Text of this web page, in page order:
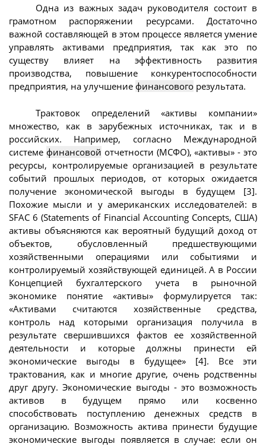
Одна из важных задач руководителя состоит в
грамотном распоряжении ресурсами. Достаточно
важной составляющей в этом процессе является умение
управлять активами предприятия, так как это по
существу влияет на эффективность развития
производства, повышение конкурентоспособности
предприятия, на улучшение финансового результата.
Трактовок определений «активы компании»
множество, как в зарубежных источниках, так и в
российских. Например, согласно Международной
системе финансовой отчетности (МСФО), «активы» - это
ресурсы, контролируемые организацией в результате
событий прошлых периодов, от которых ожидается
получение экономической выгоды в будущем [3].
Похожие мысли и у американских исследователей: в
SFAC 6 (Statements of Financial Accounting Concepts, США)
активы объясняются как вероятный будущий доход от
объектов, обусловленный предшествующими
хозяйственными операциями или событиями и
контролируемый хозяйствующей единицей. А в России
Концепцией бухгалтерского учета в рыночной
экономике понятие «активы» формулируется так:
«Активами считаются хозяйственные средства,
контроль над которыми организация получила в
результате свершившихся фактов ее хозяйственной
деятельности и которые должны принести ей
экономические выгоды в будущее» [4]. Все эти
трактования, как и многие другие, очень родственны
друг другу. Экономические выгоды - это возможность
активов в будущем прямо или косвенно
способствовать поступлению денежных средств в
организацию. Возможность актива принести будущие
экономические выгоды появляется в случае: если он